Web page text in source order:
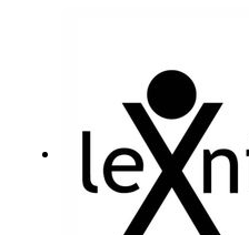
fungerat i praktiken
– att stärka
En annan
analysera orsakerna
vårdnadsmål.